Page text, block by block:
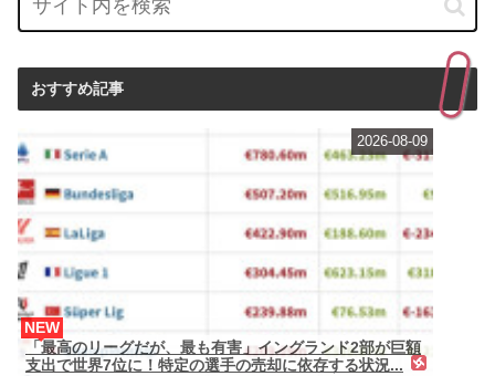
おすすめ記事
「最高のリーグだが、最も有害」イングランド2部が巨額
支出で世界7位に！特定の選手の売却に依存する状況...
NEW
2026-08-09